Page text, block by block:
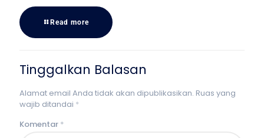
Read more
Tinggalkan Balasan
Alamat email Anda tidak akan dipublikasikan. Ruas yang
wajib ditandai *
Komentar *